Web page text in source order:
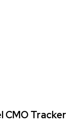
CMO Tracker